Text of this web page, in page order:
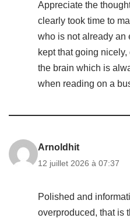
Appreciate the
clearly took time to
who is not already an
kept that going
the brain which is
when reading on a
Arnoldhit
12 juillet 2026 à 07:37
Polished and
overproduced, that is